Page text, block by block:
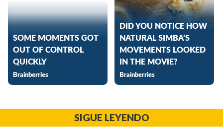
SIGUE LEYENDO